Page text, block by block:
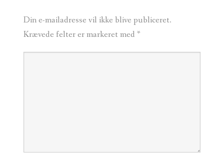
Din e-mailadresse vil ikke blive publiceret.
Krævede felter er markeret med *